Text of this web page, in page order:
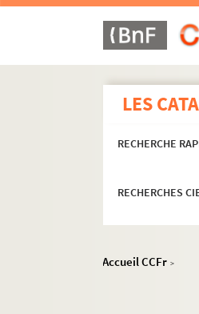
LES
RECHERCHE
RECHERCHES
Accueil CCFr >